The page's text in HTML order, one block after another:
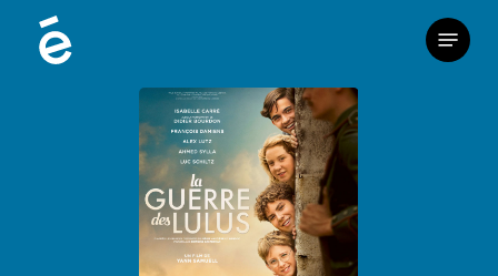
Menu